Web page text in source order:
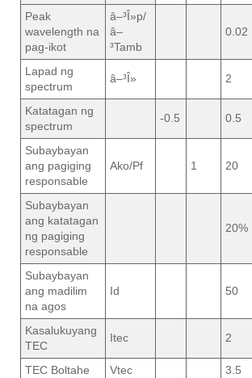
Peak
wavelength na
pag-ikot
â–³Î»p/
â–
³Tamb
0.02
Lapad ng
spectrum
â–³Î» 2
Katatagan ng
spectrum
-0.5 0.5
Subaybayan
ang pagiging
responsable
Ako/Pf 1 20
Subaybayan
ang katatagan
ng pagiging
responsable
20%
Subaybayan
ang madilim
na agos
Id 50
Kasalukuyang
TEC
Itec 2
TEC Boltahe Vtec 3.5